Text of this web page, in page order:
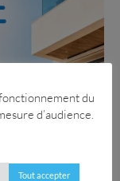
du
d’audience.
Tout accepter